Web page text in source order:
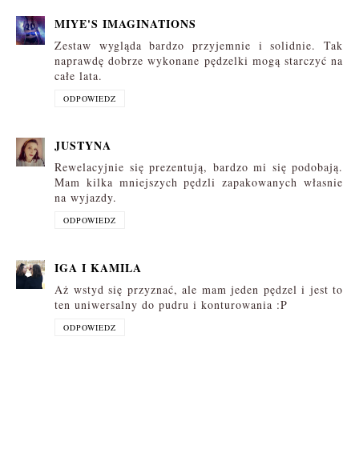
MIYE'S IMAGINATIONS
Zestaw wygląda bardzo przyjemnie i solidnie. Tak
naprawdę dobrze wykonane pędzelki mogą starczyć na
całe lata.
ODPOWIEDZ
JUSTYNA
Rewelacyjnie się prezentują, bardzo mi się podobają.
Mam kilka mniejszych pędzli zapakowanych własnie
na wyjazdy.
ODPOWIEDZ
IGA I KAMILA
Aż wstyd się przyznać, ale mam jeden pędzel i jest to
ten uniwersalny do pudru i konturowania :P
ODPOWIEDZ